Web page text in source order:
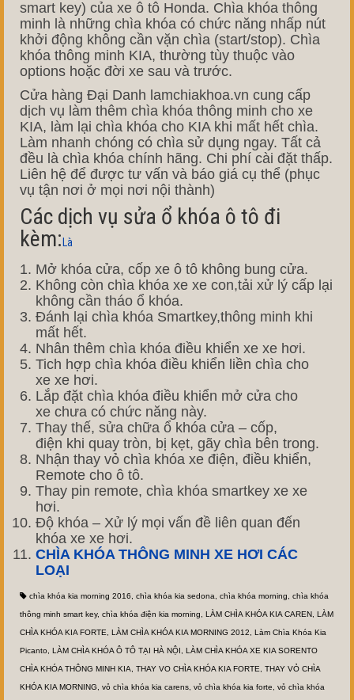
smart key) của xe ô tô Honda. Chìa khóa thông
minh là những chìa khóa có chức năng nhấp nút
khởi động không cần vặn chìa (start/stop). Chìa
khóa thông minh KIA, thường tùy thuộc vào
options hoặc đời xe sau và trước.
Cửa hàng Đại Danh lamchiakhoa.vn cung cấp
dịch vụ làm thêm chìa khóa thông minh cho xe
KIA, làm lại chìa khóa cho KIA khi mất hết chìa.
Làm nhanh chóng có chìa sử dụng ngay. Tất cả
đều là chìa khóa chính hãng. Chi phí cài đặt thấp.
Liên hệ để được tư vấn và báo giá cụ thể (phục
vụ tận nơi ở mọi nơi nội thành)
Các dịch vụ sửa ổ khóa ô tô đi
kèm: Là
Mở khóa cửa, cốp xe ô tô không bung cửa.
Không còn chìa khóa xe xe con,tải xử lý cấp lại
không cần tháo ổ khóa.
Đánh lại chìa khóa Smartkey,thông minh khi
mất hết.
Nhân thêm chìa khóa điều khiển xe xe hơi.
Tich hợp chìa khóa điều khiển liền chìa cho
xe xe hơi.
Lắp đặt chìa khóa điều khiển mở cửa cho
xe chưa có chức năng này.
Thay thế, sửa chữa ổ khóa cửa – cốp,
điện khi quay tròn, bị kẹt, gãy chìa bên trong.
Nhận thay vỏ chìa khóa xe điện, điều khiển,
Remote cho ô tô.
Thay pin remote, chìa khóa smartkey xe xe
hơi.
Độ khóa – Xử lý mọi vấn đề liên quan đến
khóa xe xe hơi.
CHÌA KHÓA THÔNG MINH XE HƠI CÁC
LOẠI
chìa khóa kia morning 2016 chìa khóa kia sedona chìa khóa morning chìa khóa
thông minh smart key, chìa khóa điện kia morning LÀM CHÌA KHÓA KIA CAREN LÀM
CHÌA KHÓA KIA FORTE LÀM CHÌA KHÓA KIA MORNING 2012 Làm Chìa Khóa Kia
Picanto LÀM CHÌA KHÓA Ô TÔ TẠI HÀ NỘI LÀM CHÌA KHÓA XE KIA SORENTO
CHÌA KHÓA THÔNG MINH KIA THAY VO CHÌA KHÓA KIA FORTE THAY VỎ CHÌA
KHÓA KIA MORNING vỏ chìa khóa kia carens vỏ chìa khóa kia forte vỏ chìa khóa